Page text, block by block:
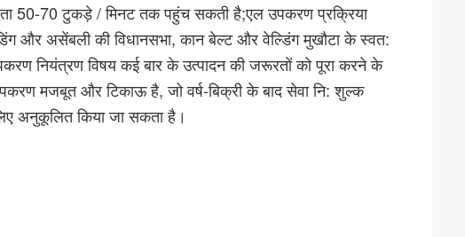
50-70 टुकड़े / मिनट तक पहुंच सकती है;एल उपकरण प्रक्रिया
और असेंबली की विधानसभा, कान बेल्ट और वेल्डिंग मुखौटा के स्वत:
नियंत्रण विषय कई बार के उत्पादन की जरूरतों को पूरा करने के
मजबूत और टिकाऊ है, जो वर्ष-बिक्री के बाद सेवा नि: शुल्क
अनुकूलित किया जा सकता है।